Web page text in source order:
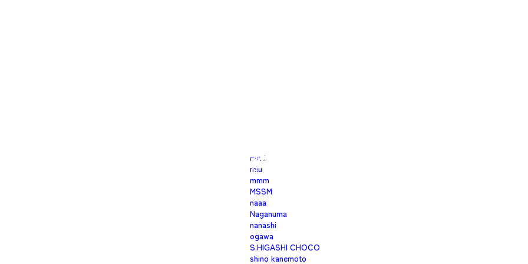
mitti
miu
mmm
MSSM
naaa
Naganuma
nanashi
ogawa
S.HIGASHI CHOCO
shino kanemoto